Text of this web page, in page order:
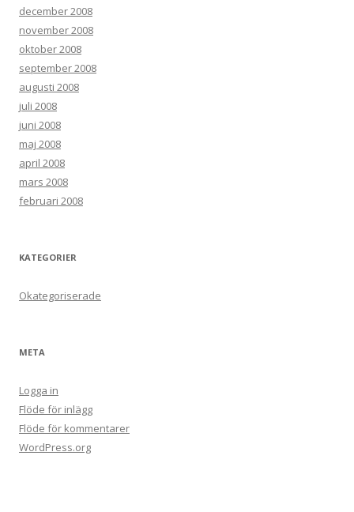
december 2008
november 2008
oktober 2008
september 2008
augusti 2008
juli 2008
juni 2008
maj 2008
april 2008
mars 2008
februari 2008
KATEGORIER
Okategoriserade
META
Logga in
Flöde för inlägg
Flöde för kommentarer
WordPress.org